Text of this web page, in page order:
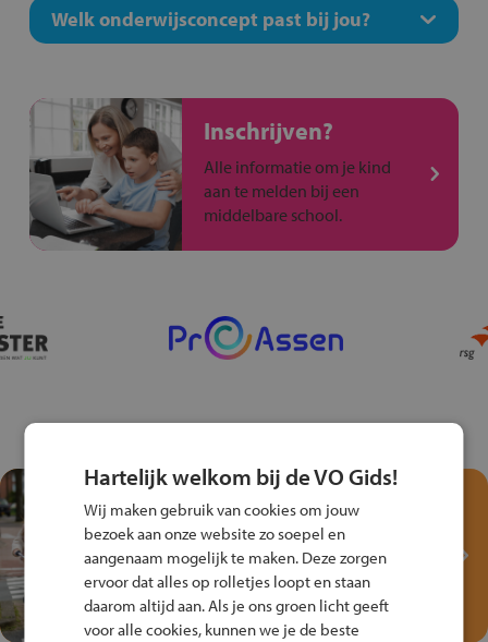
Welk onderwijsconcept past bij jou?
Inschrijven?
Alle informatie om je kind
aan te melden bij een
middelbare school.
Test je kennis met het
Fiets Veilig
Verkeersspel!
Speel het Fiets Veilig Verkeersspel
en win een Cortina-fiets!
Hartelijk welkom bij de VO Gids!
Wij maken gebruik van cookies om jouw
bezoek aan onze website zo soepel en
aangenaam mogelijk te maken. Deze zorgen
ervoor dat alles op rolletjes loopt en staan
daarom altijd aan. Als je ons groen licht geeft
voor alle cookies, kunnen we je de beste